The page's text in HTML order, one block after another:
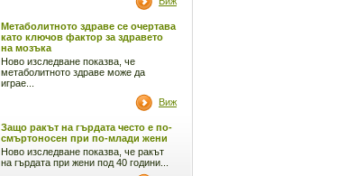
Метаболитното здраве се очертава
като ключов фактор за здравето
на мозъка
Ново изследване показва, че
метаболитното здраве може да
играе...
Виж
Защо ракът на гърдата често е по-
смъртоносен при по-млади жени
Ново изследване показва, че ракът
на гърдата при жени под 40 години...